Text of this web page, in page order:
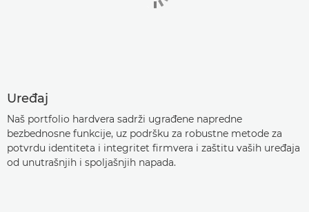
Uređaj
Naš portfolio hardvera sadrži ugrađene napredne
bezbednosne funkcije, uz podršku za robustne metode za
potvrdu identiteta i integritet firmvera i zaštitu vaših uređaja
od unutrašnjih i spoljašnjih napada.